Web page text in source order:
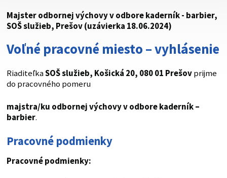
Majster odbornej výchovy v odbore kaderník - barbier,
SOŠ služieb, Prešov (uzávierka 18.06.2024)
Voľné pracovné miesto – vyhlásenie
RiaditeľkaSOŠ služieb, Košická 20, 080 01 Prešovprijme
do pracovného pomeru
majstra/ku odbornej výchovy v odbore kaderník –
barbier.
Pracovné podmienky
Pracovné podmienky: